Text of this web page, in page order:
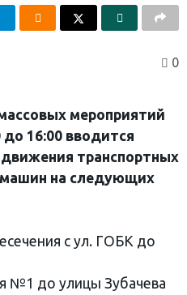
0
мероприятий
до 16:00 вводится
транспортных
на следующих
с ул. ГОБК до
№1 до улицы Зубачева